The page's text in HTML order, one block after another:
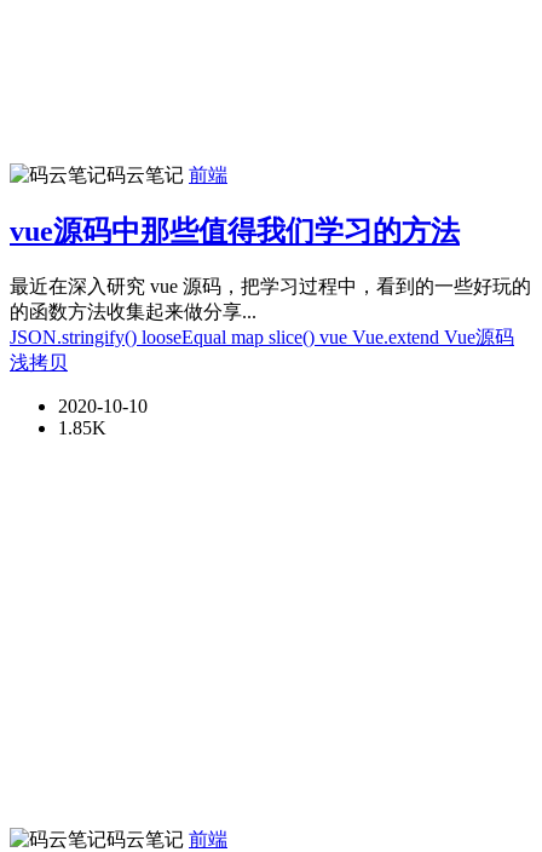
码云笔记 前端
vue源码中那些值得我们学习的方法
最近在深入研究 vue 源码，把学习过程中，看到的一些好玩的
的函数方法收集起来做分享...
JSON.stringify() looseEqual map slice() vue Vue.extend Vue源码
浅拷贝
2020-10-10
1.85K
码云笔记 前端